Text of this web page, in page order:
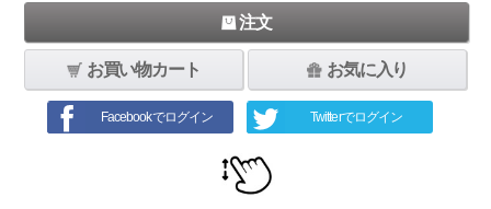
注文
お買い物カート お気に入り
Facebookでログイン Twitterでログイン